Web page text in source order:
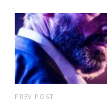
PREV POST